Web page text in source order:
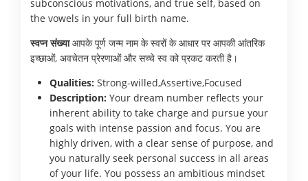
subconscious motivations, and true self, based on
the vowels in your full birth name.
स्वप्न संख्याआपके पूर्ण जन्म नाम के स्वरों के आधार पर आपकी आंतरिक
इच्छाओं, अवचेतन प्रेरणाओं और सच्चे स्व को प्रकट करती है।
Qualities: Strong-willed,Assertive,Focused
Description: Your dream number reflects your
inherent ability to take charge and pursue your
goals with intense passion and focus. You are
highly driven, with a clear sense of purpose, and
you naturally seek personal success in all areas
of your life. You possess an ambitious mindset